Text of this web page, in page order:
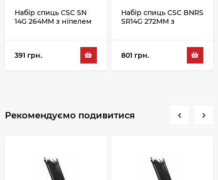
Набір спиць CSC SN
14G 264MM з ніпелем
391 грн.
Набір спиць CSC BNRS
SR14G 272MM з
801 грн.
Рекомендуємо подивитися